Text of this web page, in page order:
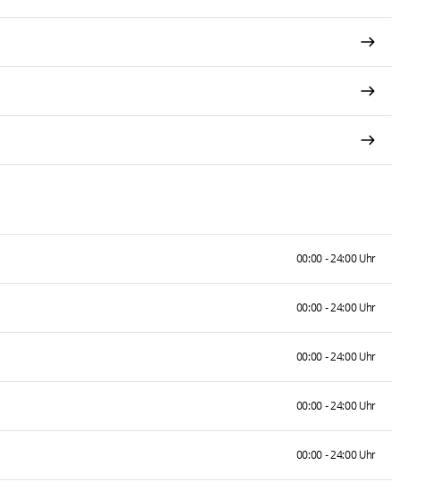
00:00 - 24:00 Uhr
00:00 - 24:00 Uhr
00:00 - 24:00 Uhr
00:00 - 24:00 Uhr
00:00 - 24:00 Uhr